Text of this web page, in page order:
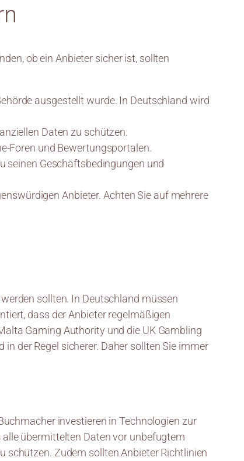
ob ein Anbieter sicher ist, sollten
ausgestellt wurde. In Deutschland wird
Daten zu schützen.
Foren und Bewertungsportalen.
seinen Geschäftsbedingungen und
Anbieter. Achten Sie auf mehrere
sollten. In Deutschland müssen
dass der Anbieter regelmäßigen
Gaming Authority und die UK Gambling
der Regel sicherer. Daher sollten Sie immer
investieren in Technologien zur
übermittelten Daten vor unbefugtem
schützen. Zudem sollten Anbieter Richtlinien